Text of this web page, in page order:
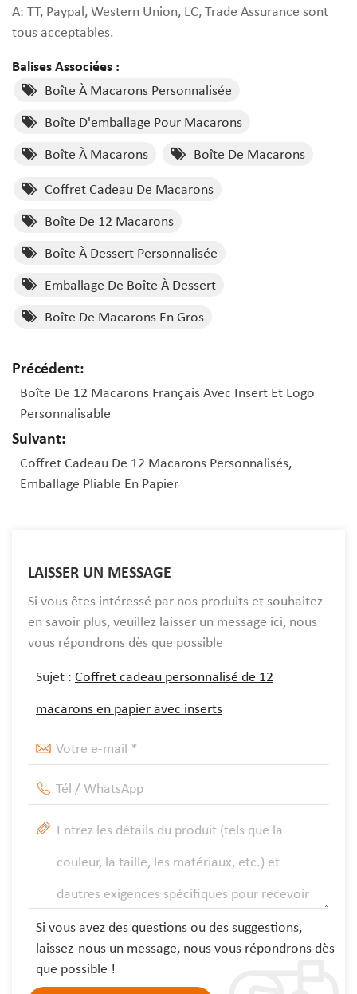
A: TT, Paypal, Western Union, LC, Trade Assurance sont
tous acceptables.
Balises Associées :
Boîte À Macarons Personnalisée
Boîte D'emballage Pour Macarons
Boîte À Macarons
Boîte De Macarons
Coffret Cadeau De Macarons
Boîte De 12 Macarons
Boîte À Dessert Personnalisée
Emballage De Boîte À Dessert
Boîte De Macarons En Gros
Précédent:
Boîte De 12 Macarons Français Avec Insert Et Logo
Personnalisable
Suivant:
Coffret Cadeau De 12 Macarons Personnalisés,
Emballage Pliable En Papier
LAISSER UN MESSAGE
Si vous êtes intéressé par nos produits et souhaitez
en savoir plus, veuillez laisser un message ici, nous
vous répondrons dès que possible
Sujet : Coffret cadeau personnalisé de 12
macarons en papier avec inserts
Si vous avez des questions ou des suggestions,
laissez-nous un message, nous vous répondrons dès
que possible !